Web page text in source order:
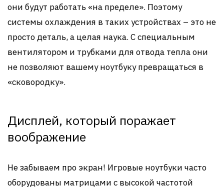
они будут работать «на пределе». Поэтому
системы охлаждения в таких устройствах – это не
просто деталь, а целая наука. С специальным
вентилятором и трубками для отвода тепла они
не позволяют вашему ноутбуку превращаться в
«сковородку».
Дисплей, который поражает
воображение
Не забываем про экран! Игровые ноутбуки часто
оборудованы матрицами с высокой частотой